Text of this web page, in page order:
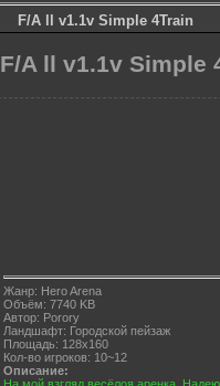
F/A ll v1.1v Simple 4Train
F/A ll v1.1v Simple
Жанр: Hero Arena
Объём: 7740 KB
Автор: Porory
Ландшафт: Городской пейзаж
Площадь: 128x160
Кол-во игроков: 10~12
Описание: